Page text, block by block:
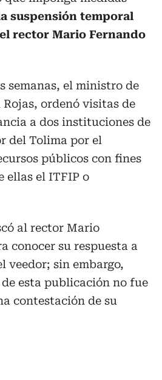
suspensión temporal
rector Mario Fernando
semanas, el ministro de
ordenó visitas de
a dos instituciones de
del Tolima por el
públicos con fines
ellas el ITFIP o
al rector Mario
conocer su respuesta a
veedor; sin embargo,
esta publicación no fue
contestación de su